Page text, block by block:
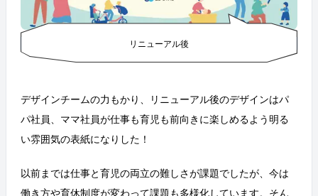
リニューアル後
デザインチームの力もかり、リニューアル後のデザインはパ
パ社員、ママ社員が仕事も育児も前向きに楽しめるよう明る
い雰囲気の表紙になりした！
以前までは仕事と育児の両立の難しさが課題でしたが、今は
働き方や育休制度が変わって課題も多様化しています。そん